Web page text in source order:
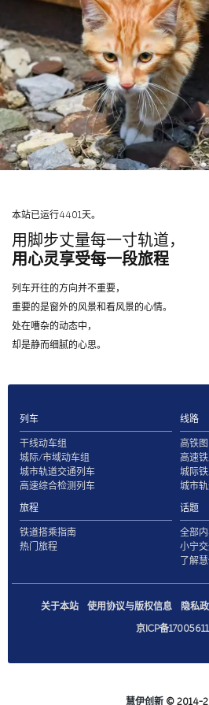
本站已运行4401天。
用脚步丈量每一寸轨道，
用心灵享受每一段旅程
列车开往的方向并不重要，
重要的是窗外的风景和看风景的心情。
处在嘈杂的动态中，
却是静而细腻的心思。
列车
干线动车组
城际/市域动车组
城市轨道交通列车
高速综合检测列车
线路
高铁图
高速
城际
城市
旅程
铁道搭乘指南
热门旅程
话题
全部
小宁
了解
关于本站 使用协议与版权信息 隐私
京ICP备
慧伊创新 © 2014-